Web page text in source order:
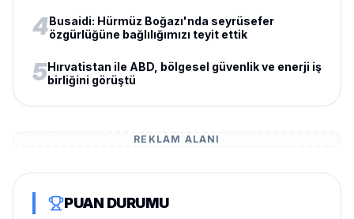
4Busaidi: Hürmüz Boğazı'nda seyrüsefer
özgürlüğüne bağlılığımızı teyit ettik
5Hırvatistan ile ABD, bölgesel güvenlik ve enerji iş
birliğini görüştü
REKLAM ALANI
PUAN DURUMU